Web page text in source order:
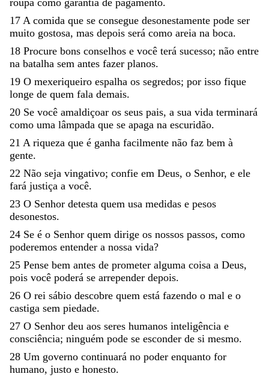
17 A comida que se consegue desonestamente pode ser
muito gostosa, mas depois será como areia na boca.
18 Procure bons conselhos e você terá sucesso; não entre
na batalha sem antes fazer planos.
19 O mexeriqueiro espalha os segredos; por isso fique
longe de quem fala demais.
20 Se você amaldiçoar os seus pais, a sua vida terminará
como uma lâmpada que se apaga na escuridão.
21 A riqueza que é ganha facilmente não faz bem à
gente.
22 Não seja vingativo; confie em Deus, o Senhor, e ele
fará justiça a você.
23 O Senhor detesta quem usa medidas e pesos
desonestos.
24 Se é o Senhor quem dirige os nossos passos, como
poderemos entender a nossa vida?
25 Pense bem antes de prometer alguma coisa a Deus,
pois você poderá se arrepender depois.
26 O rei sábio descobre quem está fazendo o mal e o
castiga sem piedade.
27 O Senhor deu aos seres humanos inteligência e
consciência; ninguém pode se esconder de si mesmo.
28 Um governo continuará no poder enquanto for
humano, justo e honesto.